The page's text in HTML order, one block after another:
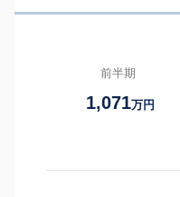
前半期
1,071万円